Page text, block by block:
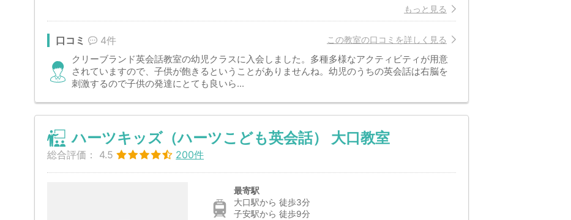
もっと見る
この教室の口コミを詳しく見る
口コミ 4件
クリーブランド英会話教室の幼児クラスに入会しました。多種多様なアクティビティが用意
されていますので、子供が飽きるということがありませんね。幼児のうちの英会話は右脳を
刺激するので子供の発達にとても良いら...
ハーツキッズ（ハーツこども英会話） 大口教室
総合評価： 4.5 200件
最寄駅
大口駅から 徒歩3分
子安駅から 徒歩9分